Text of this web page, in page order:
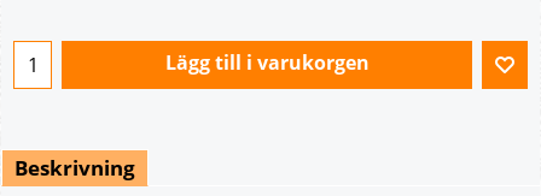
Lägg till i varukorgen
Beskrivning